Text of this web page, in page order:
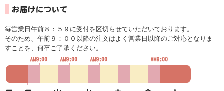
毎営業日午前８：５９に受付を区切らせていただいております。
そのため、午前９：００以降の注文はよく営業日以降のご対応となりま
すことを、何卒ご了承ください。